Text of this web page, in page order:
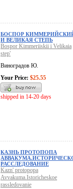
БОСПОР
И ВЕЛИКАЯ СТЕПЬ
Bospor Kimmeriiskii i Velikaia
step'
Виноградов Ю.
Your Price: $25.55
shipped in 14-20 days
КАЗНЬ ПРОТОПОПА
РАССЛЕДОВАНИЕ
Kazn' protopopa
Avvakuma.Istoricheskoe
rassledovanie